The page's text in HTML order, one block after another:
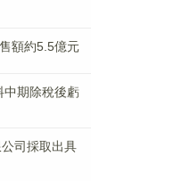
額約5.5億元
中期除稅後虧
司採取出具